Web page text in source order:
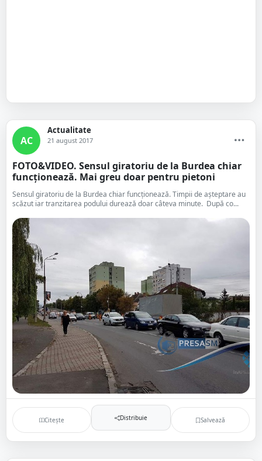
AC
Actualitate
21 august 2017
FOTO&VIDEO. Sensul giratoriu de la Burdea chiar
funcționează. Mai greu doar pentru pietoni
Sensul giratoriu de la Burdea chiar funcționează. Timpii de așteptare au
scăzut iar tranzitarea podului durează doar câteva minute. După co...
Citește Distribuie Salvează